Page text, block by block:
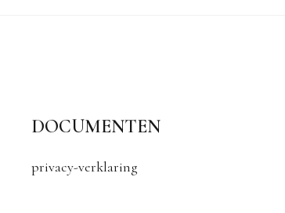
DOCUMENTEN
privacy-verklaring